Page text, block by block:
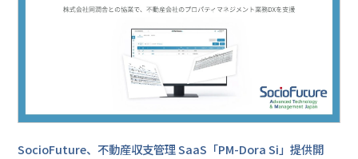
SocioFuture、不動産収⽀管理 SaaS「PM-Dora Si」提供開